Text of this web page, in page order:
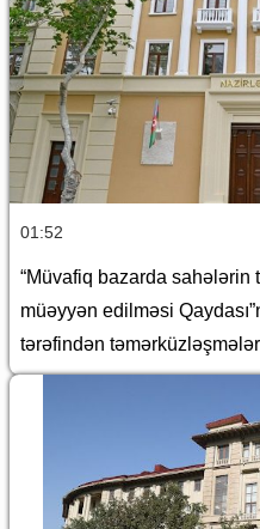
01:52
“Müvafiq bazarda
müəyyən edilməsi
tərəfindən
Qaydası”nın təsdiq